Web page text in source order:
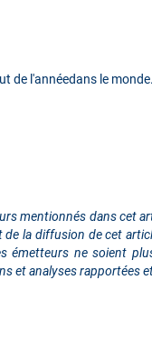
de l'annéedans le
mentionnés dans cet
la diffusion de cet
ne soient
analyses rapportées